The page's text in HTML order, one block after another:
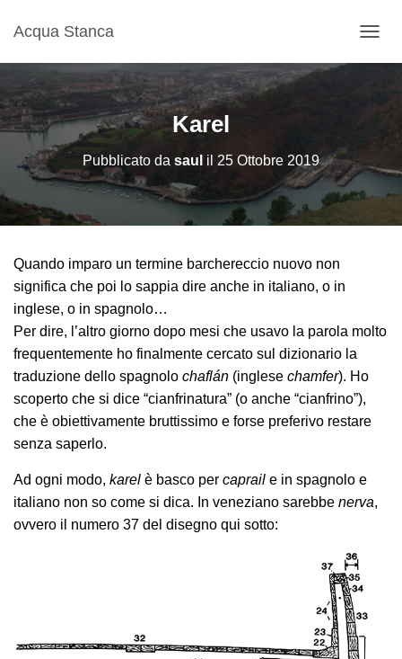
Acqua Stanca
A
I
N
Karel
Pubblicato da saul il 25 Ottobre 2019
Quando imparo un termine barchereccio nuovo non
significa che poi lo sappia dire anche in italiano, o in
inglese, o in spagnolo…
Per dire, l’altro giorno dopo mesi che usavo la parola molto
frequentemente ho finalmente cercato sul dizionario la
traduzione dello spagnolo chaflán (inglese chamfer). Ho
scoperto che si dice “cianfrinatura” (o anche “cianfrino”),
che è obiettivamente bruttissimo e forse preferivo restare
senza saperlo.
Ad ogni modo, karel è basco per caprail e in spagnolo e
italiano non so come si dica. In veneziano sarebbe nerva,
ovvero il numero 37 del disegno qui sotto: